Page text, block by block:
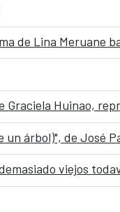
de Lina Meruane
Graciela Huinao,
un árbol)", de José
viejos